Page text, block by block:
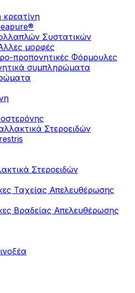
Συστατικών
μορφές
προπονητικές Φόρμουλες
συμπληρώματα
Στεροειδών
Στεροειδών
Ταχείας Απελευθέρωσης
Βραδείας Απελευθέρωσης